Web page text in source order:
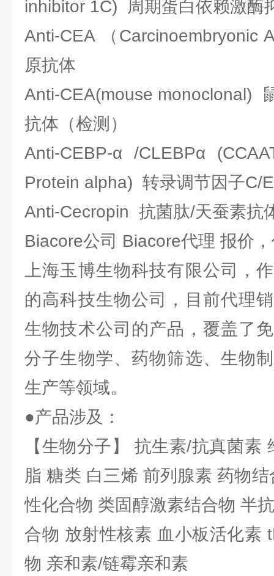
inhibitor 1C) 周期蛋白依赖激酶
Anti-CEA （
原抗体
Anti-CEA(mouse monoclonal)
抗体（检测）
Anti-CEBP-α /CLEBPα
Protein alpha) 转录调节因子C/
Anti-Cecropin 抗菌肽/天蚕素抗
Biacore公司 Biacore代理 报价
上海玉博生物科技有限公司，
的高科技生物公司，目前代理
生物技术公司的产品，覆盖了
分子生物学、药物筛选、生物
生产等领域。
●产品涉及：
【生物分子】 抗生素/抗真菌素
脂 糖类 白三烯 前列腺素 药物
性化合物 类固醇激素结合物 半
合物 放射性核素 血小板活化素
物 亲和素/链霉亲和素